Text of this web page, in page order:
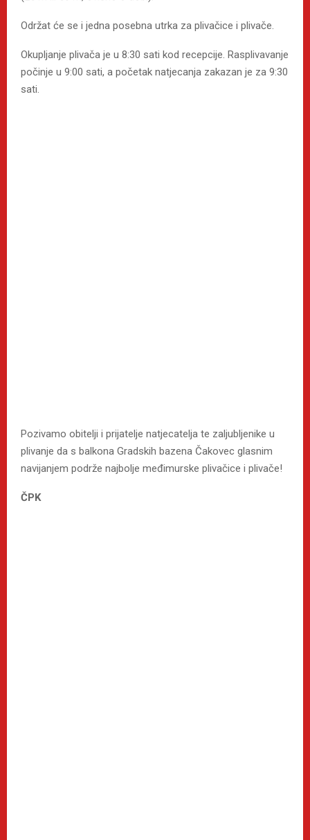
Održat će se i jedna posebna utrka za plivačice i plivače.
Okupljanje plivača je u 8:30 sati kod recepcije. Rasplivavanje
počinje u 9:00 sati, a početak natjecanja zakazan je za 9:30
sati.
Pozivamo obitelji i prijatelje natjecatelja te zaljubljenike u
plivanje da s balkona Gradskih bazena Čakovec glasnim
navijanjem podrže najbolje međimurske plivačice i plivače!
ČPK